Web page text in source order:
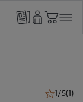
1/5(1)